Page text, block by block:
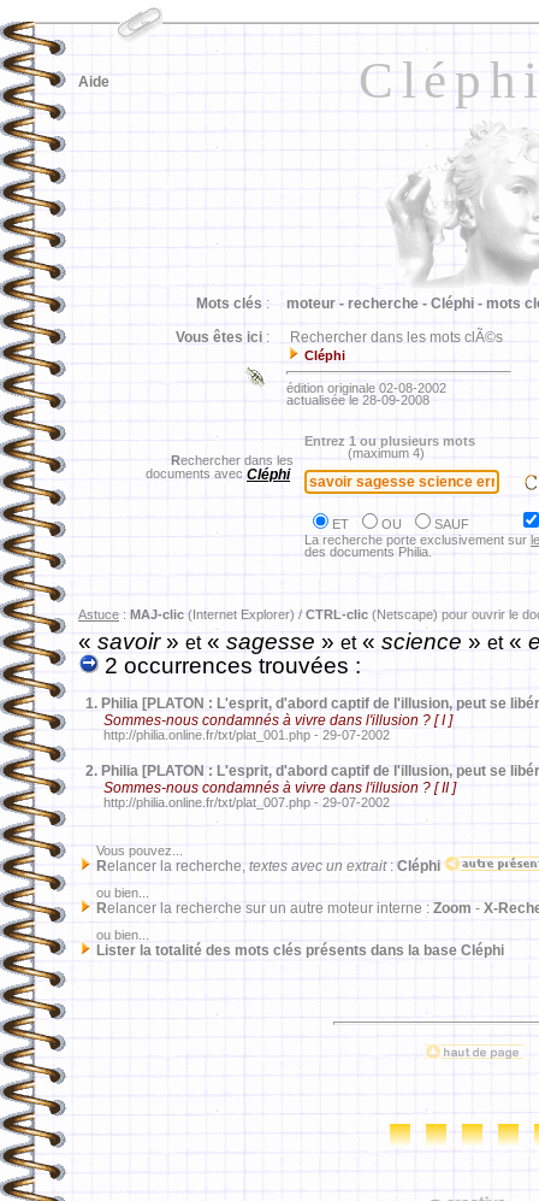
Aide
Mots clés : moteur - recherche - Cléphi - mots
Vous êtes ici : Rechercher dans les mots clÃ©s
Cléphi
édition originale 02-08-2002
actualisée le 28-09-2008
Rechercher dans les
documents avec Cléphi
Entrez 1 ou plusieurs mots
(maximum 4)
ET OU
SAUF
La recherche porte exclusivement sur
des documents Philia.
Astuce : MAJ-clic (Internet Explorer) / CTRL-clic (Netscape) pour ouvrir le
«savoir» et« sagesse » et« science » et«
2 occurrences trouvées :
1. Philia [PLATON : L'esprit, d'abord captif de l'illusion, peut se
Sommes-nous condamnés à vivre dans l'illusion ? [ I ]
http://philia.online.fr/txt/plat_001.php - 29-07-2002
2. Philia [PLATON : L'esprit, d'abord captif de l'illusion, peut se
Sommes-nous condamnés à vivre dans l'illusion ? [ II ]
http://philia.online.fr/txt/plat_007.php - 29-07-2002
Vous pouvez...
Relancer la recherche, textes avec un extrait: Cléphi
ou bien...
Relancer la recherche sur un autre moteur interne : Zoom - X-
ou bien...
Lister la totalité des mots clés présents dans la base Cléphi